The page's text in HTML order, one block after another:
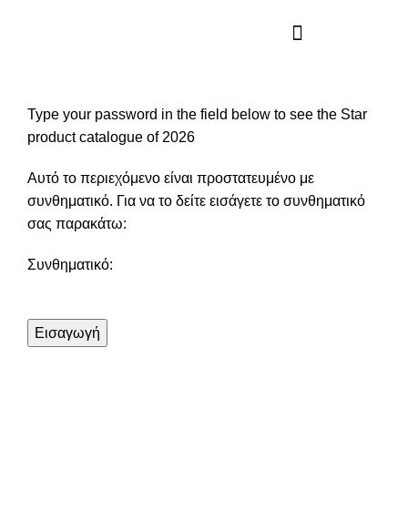
Type your password in the field below to see the Star
product catalogue of 2026
Αυτό το περιεχόμενο είναι προστατευμένο με
συνθηματικό. Για να το δείτε εισάγετε το συνθηματικό
σας παρακάτω:
Συνθηματικό: